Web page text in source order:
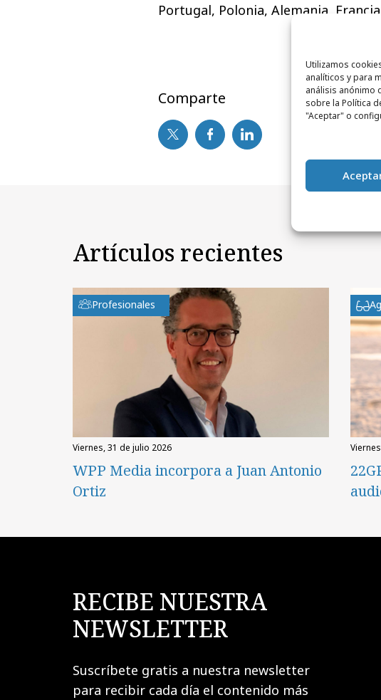
Utilizamos
analíticos y para
análisis anónimo
sobre la Política
"Aceptar" o
Portugal, Polonia, Alemania,
Comparte
Artículos recientes
Profesionales
viernes, 31 de julio 2026
WPP Media incorpora a Juan Antonio
Ortiz
RECIBE NUESTRA
NEWSLETTER
Suscríbete gratis a nuestra newsletter
para recibir cada día el contenido más